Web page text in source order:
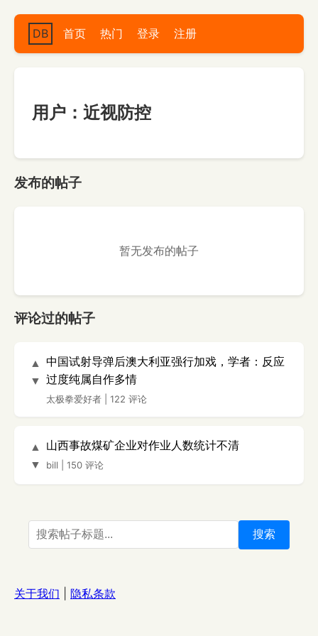
DB 首页 热门 登录 注册
用户：近视防控
发布的帖子
暂无发布的帖子
评论过的帖子
▲
▼
中国试射导弹后澳大利亚强行加戏，学者：反应
过度纯属自作多情
太极拳爱好者 122 评论
▲
▼
山西事故煤矿企业对作业人数统计不清
bill 150 评论
搜索
关于我们 隐私条款